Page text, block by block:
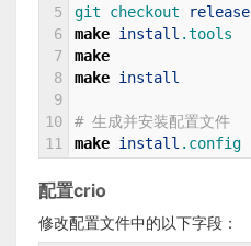
5
6
7
8
9
10
11
git checkout release
make install .tools
make
make install
# 生成并安装配置文件
make install .config
配置crio
修改配置文件中的以下字段：